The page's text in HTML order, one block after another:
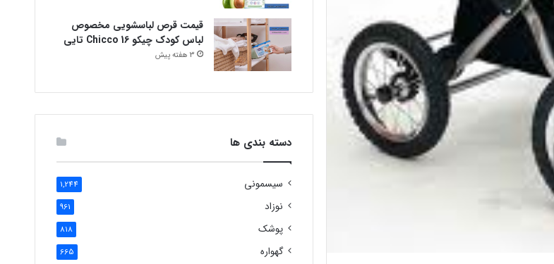
قیمت قرص لباسشویی مخصوص
لباس کودک چیکو Chicco 16 تایی
3 هفته پیش
دسته بندی ها
سیسمونی 1,244
نوزاد 961
پوشک 818
گهواره 665